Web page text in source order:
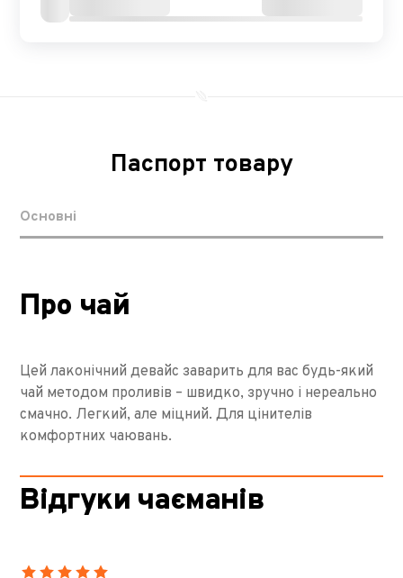
Паспорт товару
Основні
Про чай
Цей лаконічний девайс заварить для вас будь-який
чай методом проливів – швидко, зручно і нереально
смачно. Легкий, але міцний. Для цінителів
комфортних чаювань.
Відгуки чаєманів